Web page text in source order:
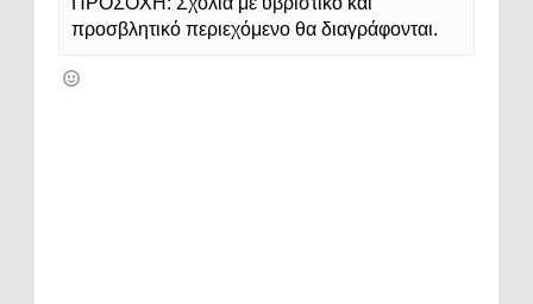
προσβλητικό περιεχόμενο θα διαγράφονται.